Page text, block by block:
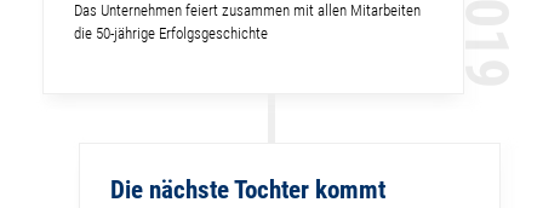
Das Unternehmen feiert zusammen mit allen Mitarbeiten
die 50-jährige Erfolgsgeschichte
Die nächste Tochter kommt